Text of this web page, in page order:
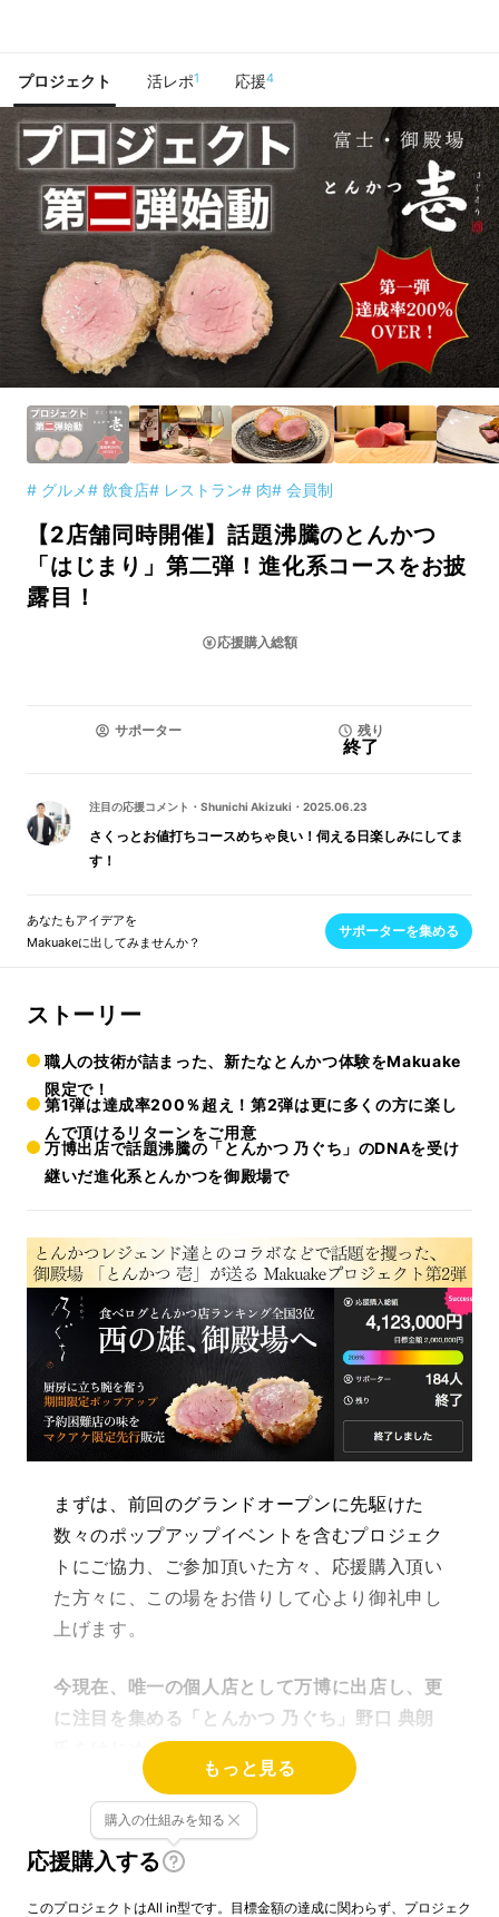
プロジェクト 活レポ1 応援4
# グルメ# 飲食店# レストラン# 肉# 会員制
【2店舗同時開催】話題沸騰のとんかつ
「はじまり」第二弾！進化系コースをお披
露目！
応援購入総額
サポーター 残り
終了
注目の応援コメント ・ Shunichi Akizuki ・ 2025.06.23
さくっとお値打ちコースめちゃ良い！伺える日楽しみにしてま
す！
あなたもアイデアを
Makuakeに出してみませんか？
サポーターを集める
ストーリー
職人の技術が詰まった、新たなとんかつ体験をMakuake
限定で！
第1弾は達成率200％超え！第2弾は更に多くの方に楽し
んで頂けるリターンをご用意
万博出店で話題沸騰の「とんかつ 乃ぐち」のDNAを受け
継いだ進化系とんかつを御殿場で
まずは、前回のグランドオープンに先駆けた
数々のポップアップイベントを含むプロジェク
トにご協力、ご参加頂いた方々、応援購入頂い
た方々に、この場をお借りして心より御礼申し
上げます。
今現在、唯一の個人店として万博に出店し、更
に注目を集める「とんかつ 乃ぐち」野口 典朗
氏をはじめ
・生ける伝説「とんかつ 成蔵」
三谷 成藏氏
「tonkatsu.jp 表参道」主宰、”とんかつ王
子”こと眞杉 大介 氏
・養豚、品種などに関する
場サービス」 代表理事桑原 康 博士
もっと見る
応援購入する
購入の仕組みを知る
このプロジェクトはAll in型です。目標金額の達成に関わらず、プロジェク